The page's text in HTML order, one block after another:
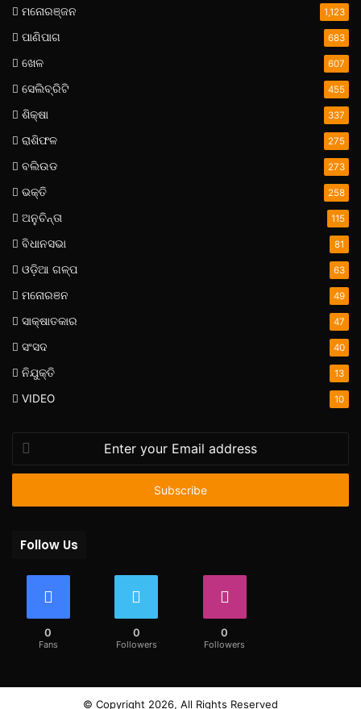
ମନୋରଞ୍ଜନ 1,123
ପାଣିପାଗ 683
ଖେଳ 607
ସେଲିବ୍ରିଟି 455
ଶିକ୍ଷା 337
ରାଶିଫଳ 275
ବଲିଉଡ 273
ଭକ୍ତି 258
ଅନୁଚିନ୍ତା 115
ବିଧାନସଭା 81
ଓଡ଼ିଆ ଗଳ୍ପ 63
ମନୋରଞନ 49
ସାକ୍ଷାତକାର 47
ସଂସଦ 40
ନିଯୁକ୍ତି 13
VIDEO 10
your
Email
Follow Us
0
Fans
0
Followers
0
Followers
© Copyright 2026, All Rights Reserved